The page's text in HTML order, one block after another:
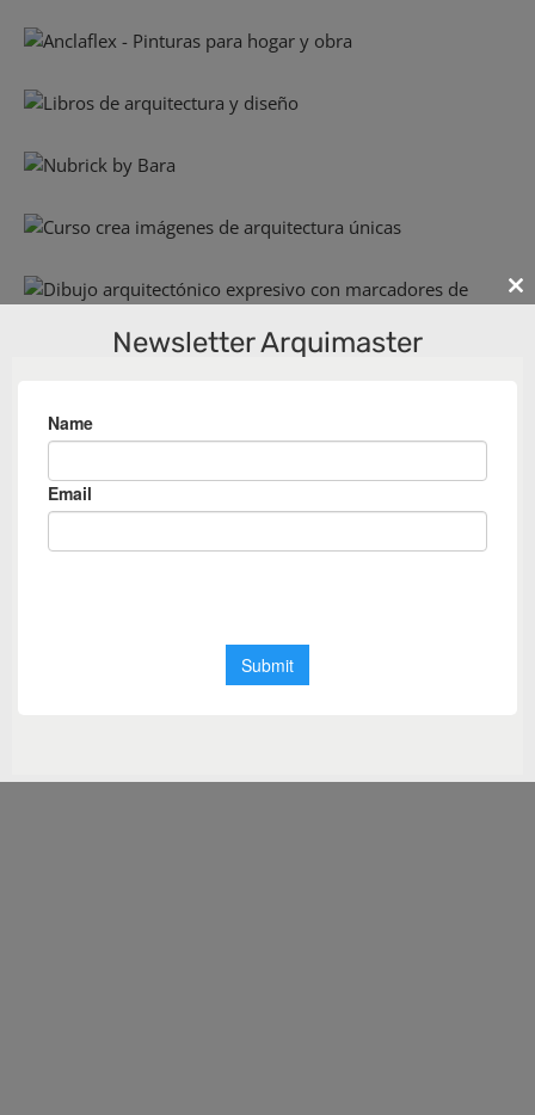
Newsletter Arquimaster